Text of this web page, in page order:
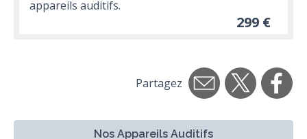
appareils auditifs.
299 €
Partagez
Nos Appareils Auditifs